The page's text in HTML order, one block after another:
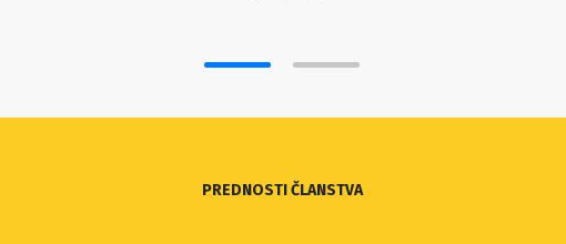
PREDNOSTI ČLANSTVA